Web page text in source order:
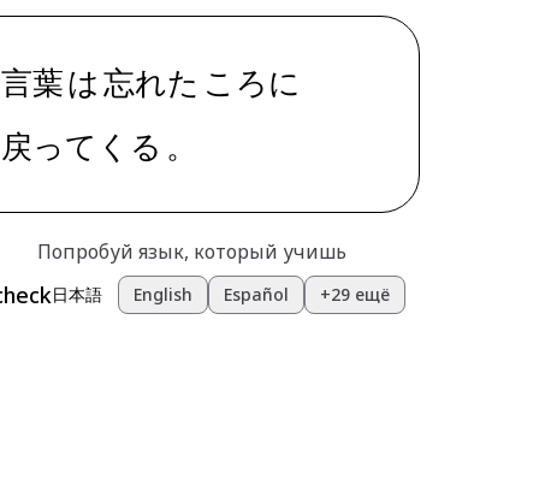
言葉は忘れた ころに
戻ってくる 。
Попробуй язык, который учишь
日本語 English Español +29 ещё